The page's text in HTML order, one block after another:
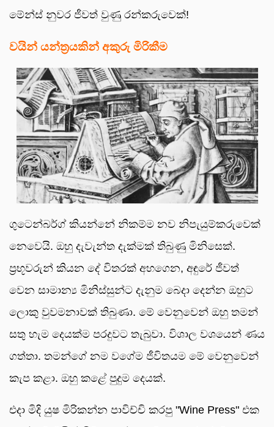
මේන්ස් නුවර ජීවත් වුණු රන්කරුවෙක්!
වයින් යන්ත්‍රයකින් අකුරු මිරිකීම
ගුටෙන්බර්ග් කියන්නේ නිකම්ම නව නිපැයුම්කරුවෙක්
නෙවෙයි. ඔහු දැවැන්ත දැක්මක් තිබුණු මිනිසෙක්.
ප්‍රභූවරුන් කියන දේ විතරක් අහගෙන, අඳුරේ ජීවත්
වෙන සාමාන්‍ය මිනිස්සුන්ට දැනුම බෙදා දෙන්න ඔහුට
ලොකු වුවමනාවක් තිබුණා. මේ වෙනුවෙන් ඔහු තමන්
සතු හැම දෙයක්ම පරදුවට තැබුවා. විශාල වශයෙන් ණය
ගත්තා. තමන්ගේ නම වගේම ජීවිතයම මේ වෙනුවෙන්
කැප කළා. ඔහු කළේ පුදුම දෙයක්.
එදා මිදි යුෂ මිරිකන්න පාවිච්චි කරපු "Wine Press" එක